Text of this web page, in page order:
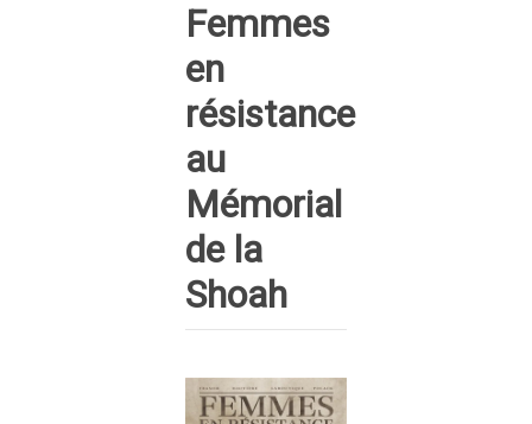
Femmes
en
résistance
au
Mémorial
de la
Shoah